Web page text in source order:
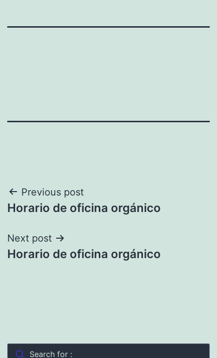
Navegación
de
entradas
Previous post
Horario de oficina orgánico
Next post
Horario de oficina orgánico
Search for :